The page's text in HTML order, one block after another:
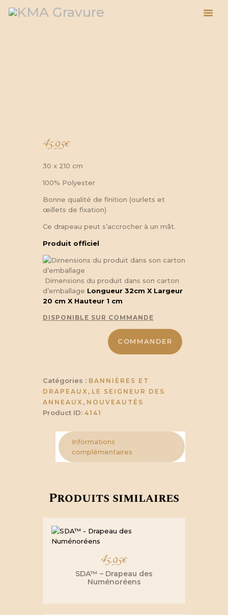
BLOG
PANIER
45.95€
30 x 210 cm
100% Polyester
Bonne qualité de finition (ourlets et
œillets de fixation)
Ce drapeau peut s’accrocher à un mât.
Produit officiel
Dimensions du produit dans son carton
d’emballage Longueur 32cm X Largeur
20 cm X Hauteur 1 cm
DISPONIBLE SUR COMMANDE
COMMANDER
Catégories : BANNIÈRES ET
DRAPEAUX , LE SEIGNEUR DES
ANNEAUX , NOUVEAUTÉS
Product ID: 4141
Informations
complémentaires
Produits similaires
45.95€
SDA™ – Drapeau des
Numénoréens